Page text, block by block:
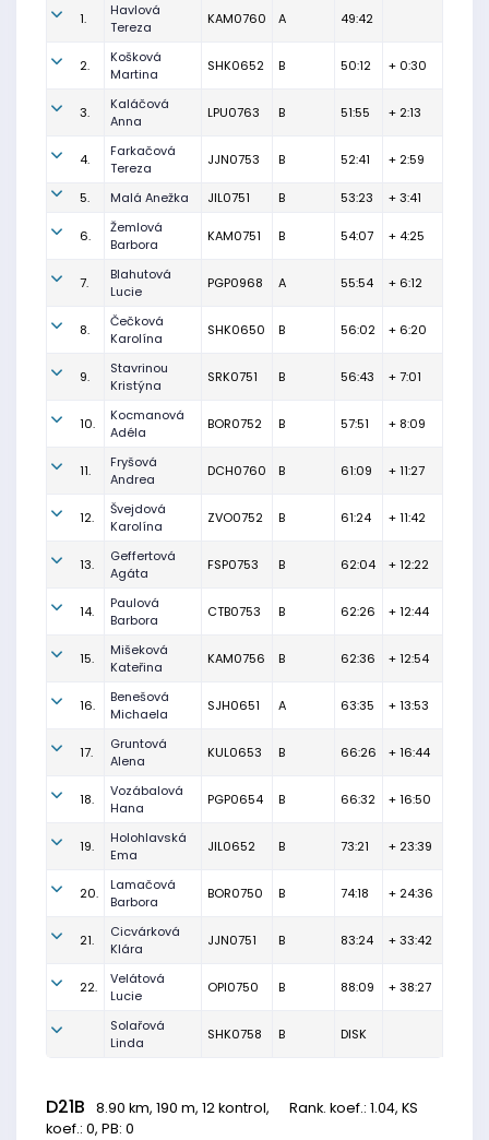
1.
Havlová
Tereza
KAM0760 A 49:42
2.
Košková
Martina
SHK0652 B 50:12 + 0:30
3.
Kaláčová
Anna
LPU0763 B 51:55 + 2:13
4.
Farkačová
Tereza
JJN0753 B 52:41 + 2:59
5. Malá Anežka JIL0751 B 53:23 + 3:41
6.
Žemlová
Barbora
KAM0751 B 54:07 + 4:25
7.
Blahutová
Lucie
PGP0968 A 55:54 + 6:12
8.
Čečková
Karolína
SHK0650 B 56:02 + 6:20
9.
Stavrinou
Kristýna
SRK0751 B 56:43 + 7:01
10.
Kocmanová
Adéla
BOR0752 B 57:51 + 8:09
11.
Fryšová
Andrea
DCH0760 B 61:09 + 11:27
12.
Švejdová
Karolína
ZVO0752 B 61:24 + 11:42
13.
Geffertová
Agáta
FSP0753 B 62:04 + 12:22
14.
Paulová
Barbora
CTB0753 B 62:26 + 12:44
15.
Mišeková
Kateřina
KAM0756 B 62:36 + 12:54
16.
Benešová
Michaela
SJH0651 A 63:35 + 13:53
17.
Gruntová
Alena
KUL0653 B 66:26 + 16:44
18.
Vozábalová
Hana
PGP0654 B 66:32 + 16:50
19.
Holohlavská
Ema
JIL0652 B 73:21 + 23:39
20.
Lamačová
Barbora
BOR0750 B 74:18 + 24:36
21.
Cicvárková
Klára
JJN0751 B 83:24 + 33:42
22.
Velátová
Lucie
OPI0750 B 88:09 + 38:27
Solařová
Linda
SHK0758 B DISK
D21B 8.90 km, 190 m, 12 kontrol, Rank. koef.: 1.04, KS
koef.: 0, PB: 0